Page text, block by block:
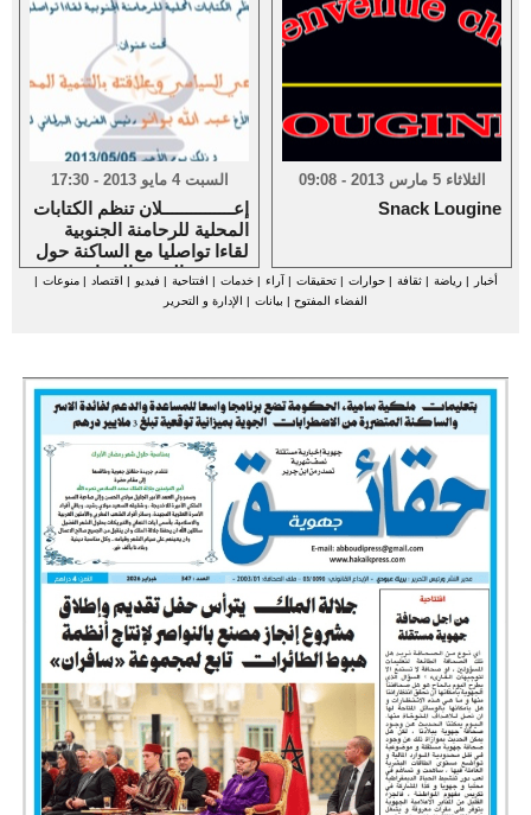
السبت 4 مايو 2013 - 17:30
إعـــــــــــــــلان تنظم الكتابات
المحلية للرحامنة الجنوبية
لقاءا تواصليا مع الساكنة حول
موضوع :الوعي السياسي و
علاقته بالتنمية المحلية
الثلاثاء 5 مارس 2013 - 09:08
Snack Lougine
أخبار |رياضة |ثقافة |حوارات |تحقيقات آراء |خدمات افتتاحية فيديو اقتصاد |منوعات
الفضاء المفتوح
بيانات الإدارة و التحرير